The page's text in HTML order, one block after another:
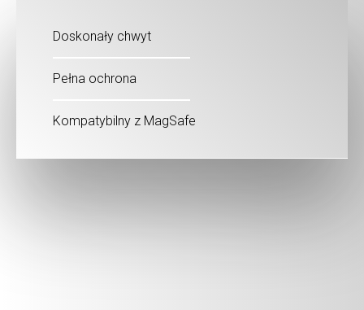
Doskonały chwyt
Pełna ochrona
Kompatybilny z MagSafe